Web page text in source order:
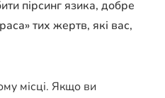
пірсинг язика, добре
тих жертв, які вас,
місці. Якщо ви